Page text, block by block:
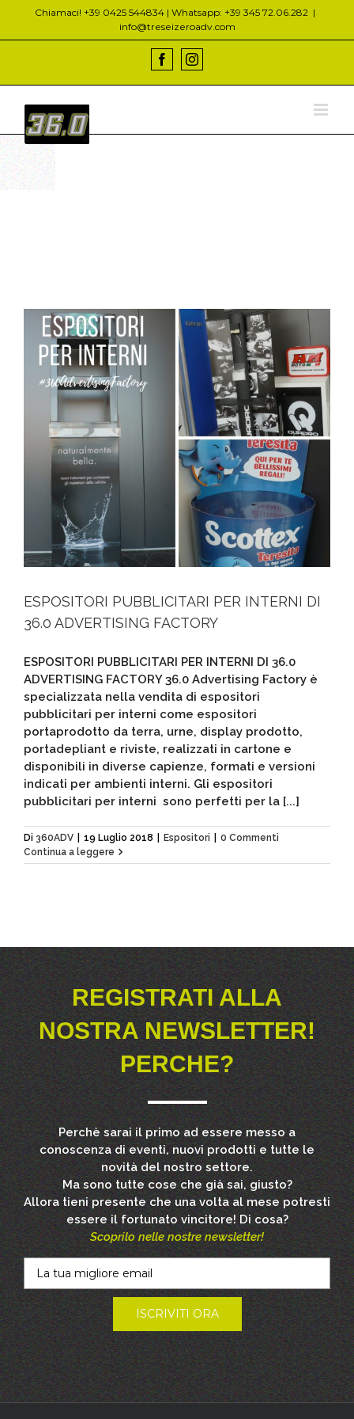
contenuto
Chiamaci! +39 0425 544834 | Whatsapp: +39 345 72.06.282 |
info@treseizeroadv.com
FacebookInstagram
ESPOSITORI PUBBLICITARI PER INTERNI DI
36.0 ADVERTISING FACTORY
ESPOSITORI PUBBLICITARI PER INTERNI DI 36.0
ADVERTISING FACTORY 36.0 Advertising Factory è
specializzata nella vendita di espositori
pubblicitari per interni come espositori
portaprodotto da terra, urne, display prodotto,
portadepliant e riviste, realizzati in cartone e
disponibili in diverse capienze, formati e versioni
indicati per ambienti interni. Gli espositori
pubblicitari per interni sono perfetti per la [...]
Di 360ADV 19 Luglio 2018 Espositori
0 Commenti
Continua a leggere
REGISTRATI ALLA
NOSTRA NEWSLETTER!
PERCHE?
Perchè sarai il primo ad essere messo a
conoscenza di eventi, nuovi prodotti e tutte le
novità del nostro settore.
Ma sono tutte cose che già sai, giusto?
Allora tieni presente che una volta al mese potresti
essere il fortunato vincitore! Di cosa?
Scoprilo nelle nostre newsletter!